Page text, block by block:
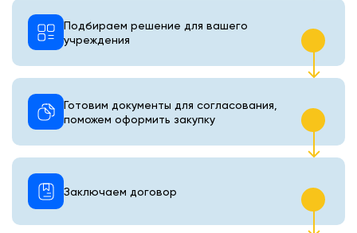
Подбираем решение для вашего
учреждения
Готовим документы для согласования,
поможем оформить закупку
Заключаем договор